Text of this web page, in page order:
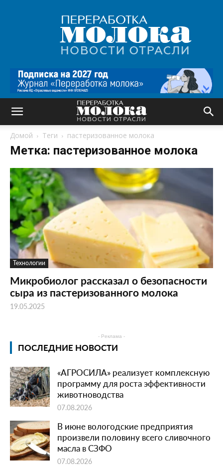
Переработка
молока
|
Новости
Домой Теги пастеризованное молока
Метка: пастеризованное молока
Технологии
Микробиолог рассказал о безопасности
сыра из пастеризованного молока
19.05.2025
- Реклама -
ПОСЛЕДНИЕ НОВОСТИ
«АГРОСИЛА» реализует комплексную
программу для роста эффективности
животноводства
07.08.2026
В июне вологодские предприятия
произвели половину всего сливочного
масла в СЗФО
07.08.2026